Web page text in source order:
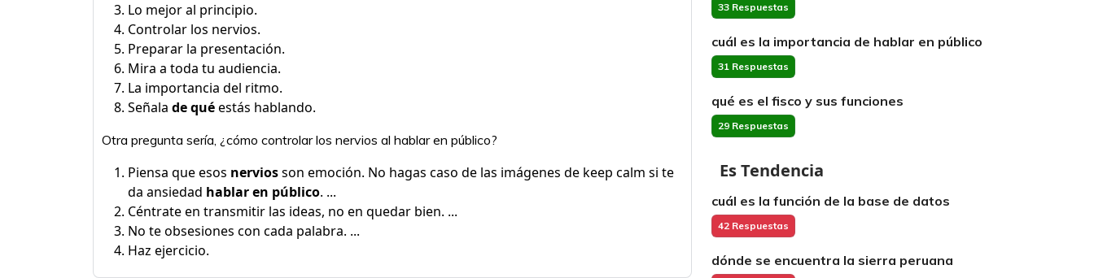
Lo mejor al principio.
Controlar los nervios.
Preparar la presentación.
Mira a toda tu audiencia.
La importancia del ritmo.
Señala de quéestás hablando.
Otra pregunta sería, ¿cómo controlar los nervios al hablar en público?
Piensa que esos nerviosson emoción. No hagas caso de las imágenes de keep calm si te
da ansiedad hablar en público. ...
Céntrate en transmitir las ideas, no en quedar bien. ...
No te obsesiones con cada palabra. ...
Haz ejercicio.
33 Respuestas
cuál es la importancia de hablar en público
31 Respuestas
qué es el fisco y sus funciones
29 Respuestas
Es Tendencia
cuál es la función de la base de datos
42 Respuestas
dónde se encuentra la sierra peruana